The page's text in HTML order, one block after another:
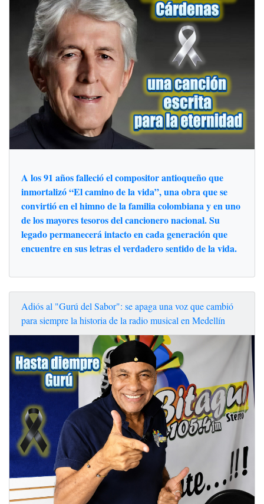
A los 91 años falleció el compositor antioqueño que
inmortalizó “El camino de la vida”, una obra que se
convirtió en el himno de la familia colombiana y en uno
de los mayores tesoros del cancionero nacional. Su
legado permanecerá intacto en cada generación que
encuentre en sus letras el verdadero sentido de la vida.
Adiós al "Gurú del Sabor": se apaga una voz que cambió
para siempre la historia de la radio musical en Medellín